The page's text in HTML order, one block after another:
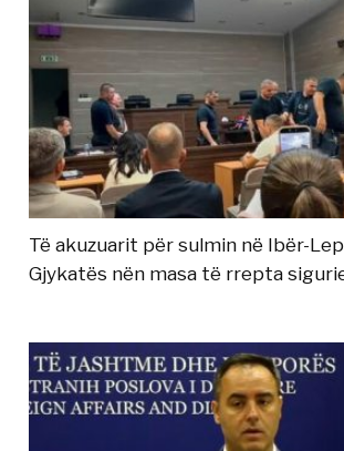
Të akuzuarit për sulmin në Ibër-
Gjykatës nën masa të rrepta